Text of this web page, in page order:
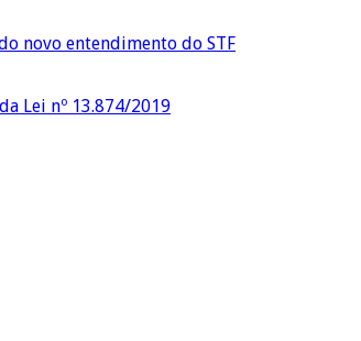
novo entendimento do STF
Lei nº 13.874/2019